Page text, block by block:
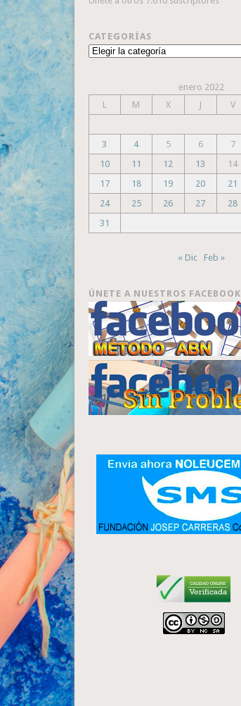
CATEGORÍAS
Categorías
enero 2022
L
M X J V
3
4 5 6 7
10
11 12 13 14
17
18 19 20 21
24
25 26 27 28
31
« Dic Feb »
ÚNETE A NUESTROS FACEBOOK